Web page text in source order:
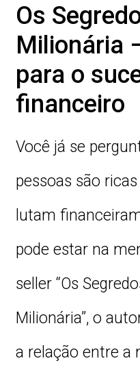
Os
Milionária
para o
financeiro
Você já se
pessoas são
lutam
pode estar na
seller “Os
Milionária”, o
a relação entre a